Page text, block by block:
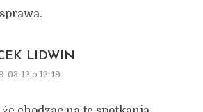
LIDWIN
03-12 o 12:49